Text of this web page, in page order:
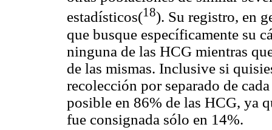
estadísticos(18). Su registro, en
que busque específicamente su
ninguna de las HCG mientras
de las mismas. Inclusive si
recolección por separado de
posible en 86% de las HCG, ya
fue consignada sólo en 14%.